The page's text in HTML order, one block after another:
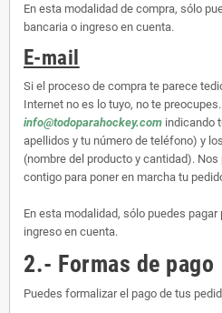
En esta modalidad de compra, sólo
bancaria o ingreso en cuenta.
E-mail
Si el proceso de compra te parece
Internet no es lo tuyo, no te
info@todoparahockey.com indicando
apellidos y tu número de teléfono) y
(nombre del producto y cantidad).
contigo para poner en marcha tu
En esta modalidad, sólo puedes
ingreso en cuenta.
2.- Formas de pago
Puedes formalizar el pago de tus